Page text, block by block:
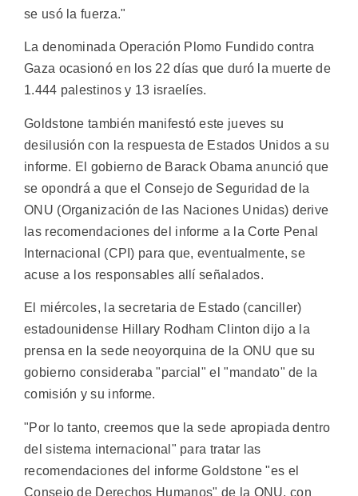
se usó la fuerza."
La denominada Operación Plomo Fundido contra
Gaza ocasionó en los 22 días que duró la muerte de
1.444 palestinos y 13 israelíes.
Goldstone también manifestó este jueves su
desilusión con la respuesta de Estados Unidos a su
informe. El gobierno de Barack Obama anunció que
se opondrá a que el Consejo de Seguridad de la
ONU (Organización de las Naciones Unidas) derive
las recomendaciones del informe a la Corte Penal
Internacional (CPI) para que, eventualmente, se
acuse a los responsables allí señalados.
El miércoles, la secretaria de Estado (canciller)
estadounidense Hillary Rodham Clinton dijo a la
prensa en la sede neoyorquina de la ONU que su
gobierno consideraba "parcial" el "mandato" de la
comisión y su informe.
"Por lo tanto, creemos que la sede apropiada dentro
del sistema internacional" para tratar las
recomendaciones del informe Goldstone "es el
Consejo de Derechos Humanos" de la ONU, con